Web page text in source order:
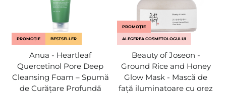
PROMOȚIE BESTSELLER
Anua - Heartleaf
Quercetinol Pore Deep
Cleansing Foam – Spumă
de Curățare Profundă
PROMOȚIE
ALEGEREA COSMETOLOGULUI
Beauty of Joseon -
Ground Rice and Honey
Glow Mask - Mască de
față iluminatoare cu orez